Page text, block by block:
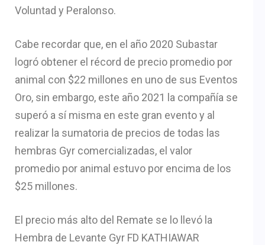
Voluntad y Peralonso.
Cabe recordar que, en el año 2020 Subastar
logró obtener el récord de precio promedio por
animal con $22 millones en uno de sus Eventos
Oro, sin embargo, este año 2021 la compañía se
superó a sí misma en este gran evento y al
realizar la sumatoria de precios de todas las
hembras Gyr comercializadas, el valor
promedio por animal estuvo por encima de los
$25 millones.
El precio más alto del Remate se lo llevó la
Hembra de Levante Gyr FD KATHIAWAR